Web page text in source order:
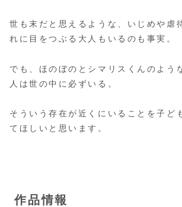
世も末だと思えるような、いじめや虐
れに目をつぶる大人もいるのも事実。
でも、ほのぼのとシマリスくんのよう
人は世の中に必ずいる。
そういう存在が近くにいることを子ど
てほしいと思います。
作品情報